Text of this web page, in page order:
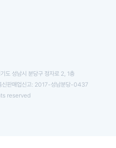
기도 성남시 분당구 정자로 2, 1층
신판매업신고: 2017-성남분당-0437
reserved